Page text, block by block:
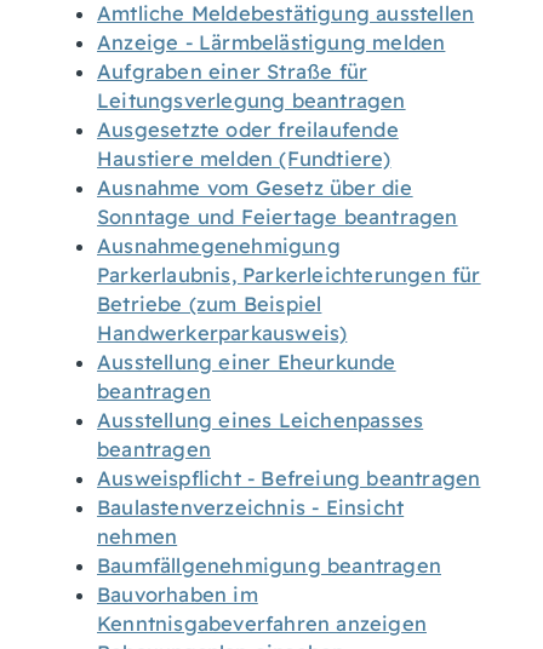
Amtliche Meldebestätigung ausstellen
Anzeige - Lärmbelästigung melden
Aufgraben einer Straße für
Leitungsverlegung beantragen
Ausgesetzte oder freilaufende
Haustiere melden (Fundtiere)
Ausnahme vom Gesetz über die
Sonntage und Feiertage beantragen
Ausnahmegenehmigung
Parkerlaubnis, Parkerleichterungen für
Betriebe (zum Beispiel
Handwerkerparkausweis)
Ausstellung einer Eheurkunde
beantragen
Ausstellung eines Leichenpasses
beantragen
Ausweispflicht - Befreiung beantragen
Baulastenverzeichnis - Einsicht
nehmen
Baumfällgenehmigung beantragen
Bauvorhaben im
Kenntnisgabeverfahren anzeigen